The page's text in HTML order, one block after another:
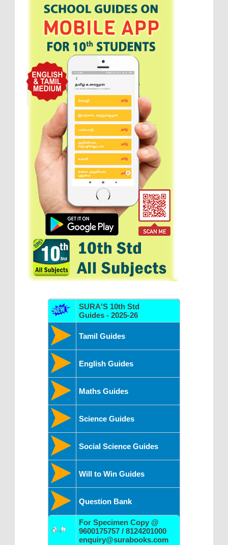
SURA'S 10th Std
Guides - 2025-26
Tamil Guides
English Guides
Maths Guides
Science Guides
Social Science Guides
Will to Win Guides
Question Bank
For Specimen Copy @
9600175757 / 8124201000
enquiry@surabooks.com